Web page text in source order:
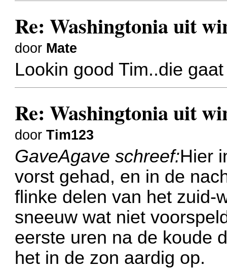
Re: Washingtonia uit
door Mate
Lookin good Tim..die
Re: Washingtonia uit
doorTim123
GaveAgave schreef:Hier
vorst gehad, en in de
flinke delen van het zuid-
sneeuw wat niet
eerste uren na de koude
het in de zon aardig op.